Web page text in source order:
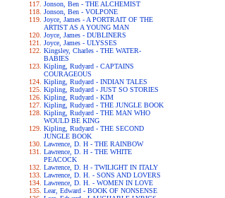
Jonson, Ben - THE ALCHEMIST
Jonson, Ben - VOLPONE
Joyce, James - A PORTRAIT OF THE
ARTIST AS A YOUNG MAN
Joyce, James - DUBLINERS
Joyce, James - ULYSSES
Kingsley, Charles - THE WATER-
BABIES
Kipling, Rudyard - CAPTAINS
COURAGEOUS
Kipling, Rudyard - INDIAN TALES
Kipling, Rudyard - JUST SO STORIES
Kipling, Rudyard - KIM
Kipling, Rudyard - THE JUNGLE BOOK
Kipling, Rudyard - THE MAN WHO
WOULD BE KING
Kipling, Rudyard - THE SECOND
JUNGLE BOOK
Lawrence, D. H - THE RAINBOW
Lawrence, D. H - THE WHITE
PEACOCK
Lawrence, D. H - TWILIGHT IN ITALY
Lawrence, D. H. - SONS AND LOVERS
Lawrence, D. H. - WOMEN IN LOVE
Lear, Edward - BOOK OF NONSENSE